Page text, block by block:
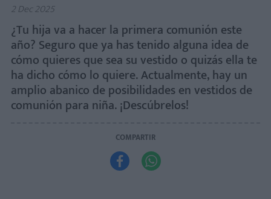
2 Dec 2025
¿Tu hija va a hacer la primera comunión este
año? Seguro que ya has tenido alguna idea de
cómo quieres que sea su vestido o quizás ella te
ha dicho cómo lo quiere. Actualmente, hay un
amplio abanico de posibilidades en vestidos de
comunión para niña. ¡Descúbrelos!
COMPARTIR
 